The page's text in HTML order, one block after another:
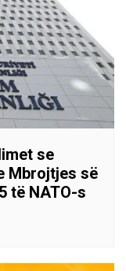
se
Mbrojtjes së
të NATO-s